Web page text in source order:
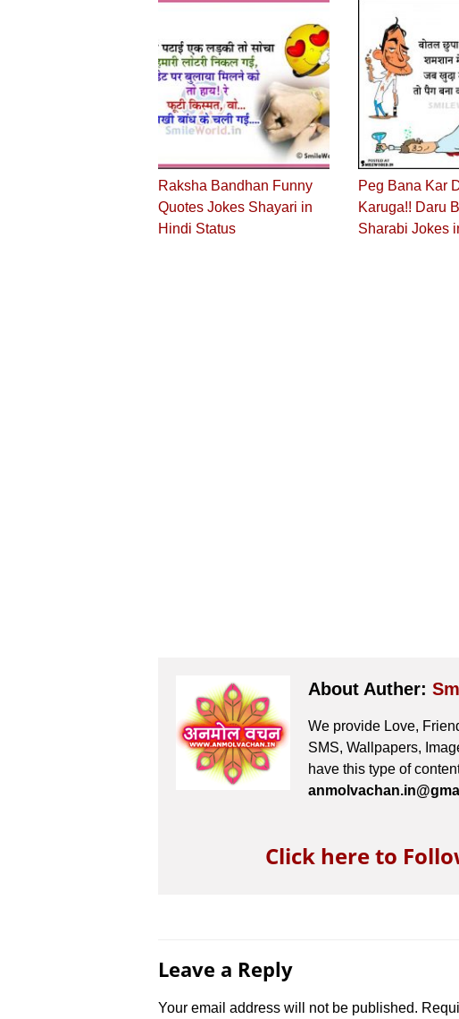
Raksha Bandhan Funny
Quotes Jokes Shayari in
Hindi Status
Peg Bana Kar
Karuga!! Daru
Sharabi Jokes
About Auther:
We provide Love,
SMS, Wallpapers,
have this type of
Click here to
Leave a Reply
Your email address will not be published.